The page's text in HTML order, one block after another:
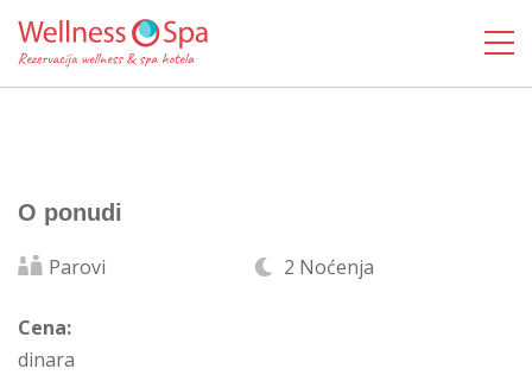
O ponudi
Parovi 2 Noćenja
Cena:
dinara